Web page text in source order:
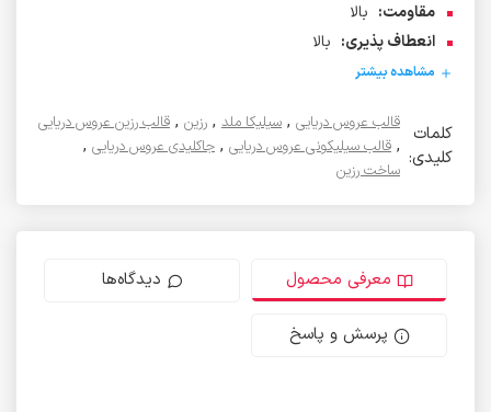
مقاومت: بالا
انعطاف پذیری: بالا
مشاهده بیشتر
کلمات
کلیدی:
قالب عروس دریایی , سیلیکا ملد , رزین , قالب رزین عروس دریایی
, قالب سیلیکونی عروس دریایی , جاکلیدی عروس دریایی ,
ساخت رزین
معرفی محصول دیدگاه‌ها
پرسش و پاسخ